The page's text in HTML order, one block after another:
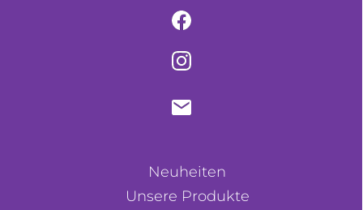
Neuheiten
Unsere Produkte